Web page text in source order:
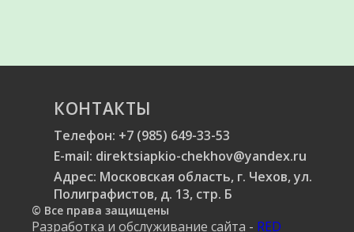
КОНТАКТЫ
Телефон: +7 (985) 649-33-53
E-mail: direktsiapkio-chekhov@yandex.ru
Адрес: Московская область, г. Чехов, ул.
Полиграфистов, д. 13, стр. Б
© Все права защищены
Разработка и обслуживание сайта - RED